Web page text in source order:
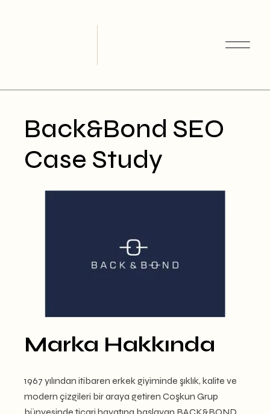
Back&Bond SEO
Case Study
Marka Hakkında
1967 yılından itibaren erkek giyiminde şıklık, kalite ve
modern çizgileri bir araya getiren Coşkun Grup